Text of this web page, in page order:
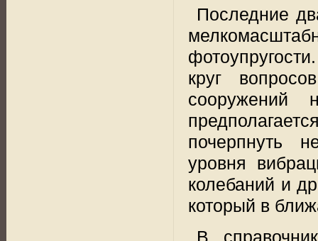
Последние
круг
сооружений
почерпнуть
уровня
колебаний и
который в
В